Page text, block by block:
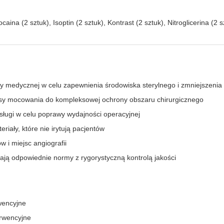
(2 sztuk), Isoptin (2 sztuk), Kontrast (2 sztuk), Nitroglicerina (2
medycznej w celu zapewnienia środowiska sterylnego i
mocowania do kompleksowej ochrony obszaru chirurgicznego
w celu poprawy wydajności operacyjnej
które nie irytują pacjentów
i miejsc angiografii
odpowiednie normy z rygorystyczną kontrolą jakości